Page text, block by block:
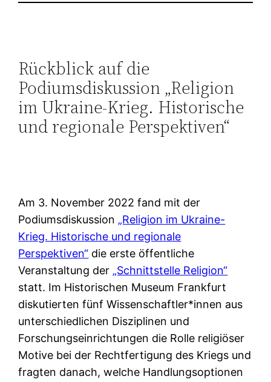
Rückblick auf die
Podiumsdiskussion „Religion
im Ukraine-Krieg. Historische
und regionale Perspektiven“
Am 3. November 2022 fand mit der
Podiumsdiskussion „Religion im Ukraine-
Krieg. Historische und regionale
Perspektiven“ die erste öffentliche
Veranstaltung der „Schnittstelle Religion“
statt. Im Historischen Museum Frankfurt
diskutierten fünf Wissenschaftler*innen aus
unterschiedlichen Disziplinen und
Forschungseinrichtungen die Rolle religiöser
Motive bei der Rechtfertigung des Kriegs und
fragten danach, welche Handlungsoptionen